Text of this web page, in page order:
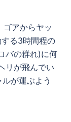
アからヤッ
る3時間程の
バの群れ)に何
リが飛んでい
が運ぶよう